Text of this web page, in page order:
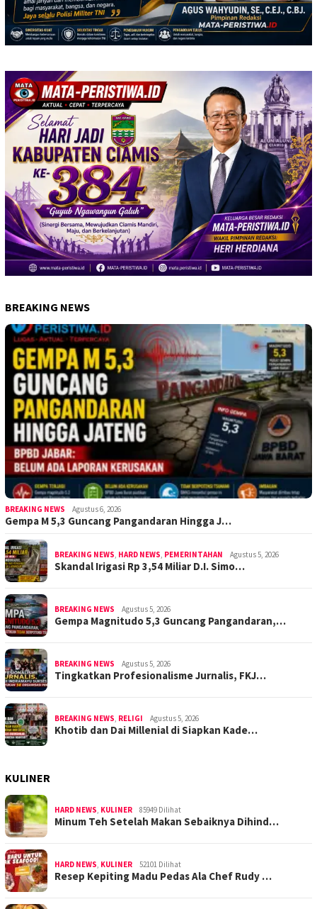
BREAKING NEWS
BREAKING NEWS Agustus 6, 2026
Gempa M 5,3 Guncang Pangandaran Hingga J…
BREAKING NEWS, HARD NEWS, PEMERINTAHAN Agustus 5, 2026
Skandal Irigasi Rp 3,54 Miliar D.I. Simo…
BREAKING NEWS Agustus 5, 2026
Gempa Magnitudo 5,3 Guncang Pangandaran,…
BREAKING NEWS Agustus 5, 2026
Tingkatkan Profesionalisme Jurnalis, FKJ…
BREAKING NEWS, RELIGI Agustus 5, 2026
Khotib dan Dai Millenial di Siapkan Kade…
KULINER
HARD NEWS, KULINER 85949 Dilihat
Minum Teh Setelah Makan Sebaiknya Dihind…
HARD NEWS, KULINER 52101 Dilihat
Resep Kepiting Madu Pedas Ala Chef Rudy …